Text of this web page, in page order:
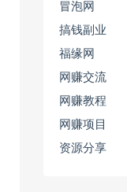
冒泡网
搞钱副业
福缘网
网赚交流
网赚教程
网赚项目
资源分享